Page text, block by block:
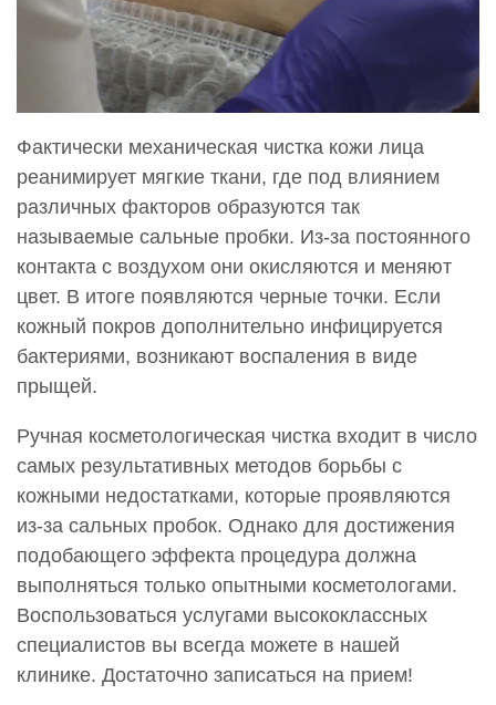
Фактически механическая чистка кожи лица
реанимирует мягкие ткани, где под влиянием
различных факторов образуются так
называемые сальные пробки. Из-за постоянного
контакта с воздухом они окисляются и меняют
цвет. В итоге появляются черные точки. Если
кожный покров дополнительно инфицируется
бактериями, возникают воспаления в виде
прыщей.
Ручная косметологическая чистка входит в число
самых результативных методов борьбы с
кожными недостатками, которые проявляются
из-за сальных пробок. Однако для достижения
подобающего эффекта процедура должна
выполняться только опытными косметологами.
Воспользоваться услугами высококлассных
специалистов вы всегда можете в нашей
клинике. Достаточно записаться на прием!